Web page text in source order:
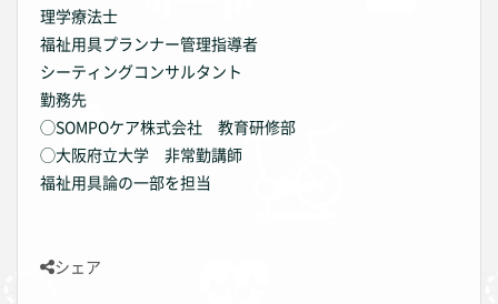
理学療法士
福祉用具プランナー管理指導者
シーティングコンサルタント
勤務先
◯SOMPOケア株式会社 教育研修部
◯大阪府立大学 非常勤講師
福祉用具論の一部を担当
シェア